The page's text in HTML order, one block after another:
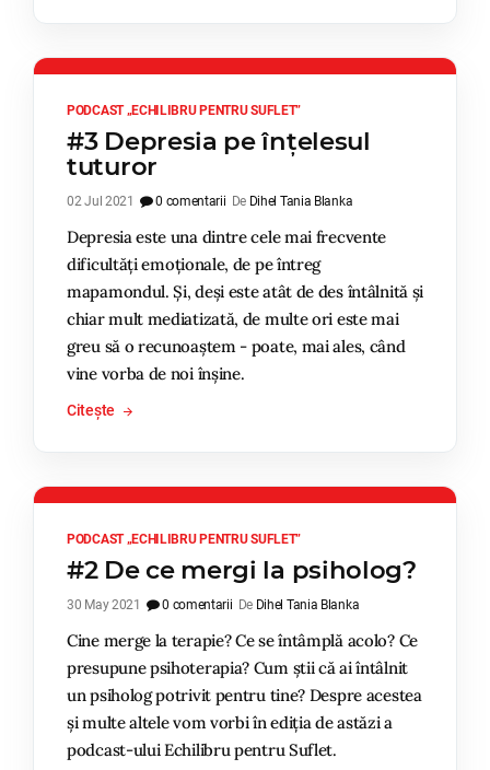
PODCAST „ECHILIBRU PENTRU SUFLET”
#3 Depresia pe înțelesul
tuturor
02 Jul 2021 0 comentarii De Dihel Tania Blanka
Depresia este una dintre cele mai frecvente
dificultăți emoționale, de pe întreg
mapamondul. Și, deși este atât de des întâlnită și
chiar mult mediatizată, de multe ori este mai
greu să o recunoaștem - poate, mai ales, când
vine vorba de noi înșine.
Citește
PODCAST „ECHILIBRU PENTRU SUFLET”
#2 De ce mergi la psiholog?
30 May 2021 0 comentarii De Dihel Tania Blanka
Cine merge la terapie? Ce se întâmplă acolo? Ce
presupune psihoterapia? Cum știi că ai întâlnit
un psiholog potrivit pentru tine? Despre acestea
și multe altele vom vorbi în ediția de astăzi a
podcast-ului Echilibru pentru Suflet.